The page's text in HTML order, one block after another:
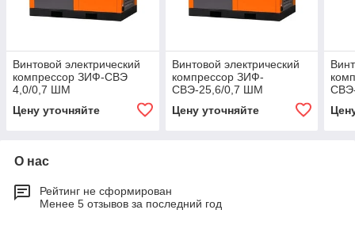
Винтовой электрический
компрессор ЗИФ-СВЭ
4,0/0,7 ШМ
Цену уточняйте
Винтовой электрический
компрессор ЗИФ-
СВЭ-25,6/0,7 ШМ
Цену уточняйте
О нас
Рейтинг не сформирован
Менее 5 отзывов за последний год